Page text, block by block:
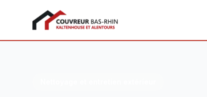
Couvreur Bas-Rhin